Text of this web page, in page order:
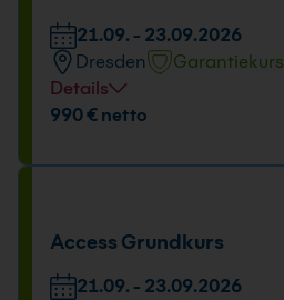
21.09. - 23.09.2026
Dresden
Garantiekurs
Details
Veranstaltungsort
21.09. - 23.09.2026
990 € netto
Access Grundkurs
21.09. - 23.09.2026